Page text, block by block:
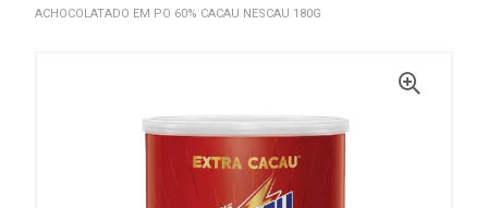
ACHOCOLATADO EM PO 60% CACAU NESCAU 180G